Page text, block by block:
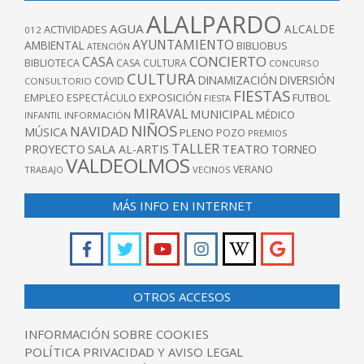
012 ACTIVIDADES AGUA ALALPARDO ALCALDE
AMBIENTAL ATENCIÓN AYUNTAMIENTO BIBLIOBUS
BIBLIOTECACASA CASA CULTURACONCIERTO CONCURSO
CONSULTORIO COVID CULTURA DINAMIZACIÓN DIVERSIÓN
EMPLEO ESPECTÁCULO EXPOSICIÓN FIESTA FIESTAS FUTBOL
INFANTIL INFORMACIÓN MIRAVAL MUNICIPAL MÉDICO
MÚSICA NAVIDAD NIÑOS PLENO POZO PREMIOS
PROYECTO SALA AL-ARTIS TALLER TEATRO TORNEO
TRABAJO VALDEOLMOS VECINOS VERANO
MÁS INFO EN INTERNET
OTROS ACCESOS
INFORMACIÓN SOBRE COOKIES
POLÍTICA PRIVACIDAD Y AVISO LEGAL